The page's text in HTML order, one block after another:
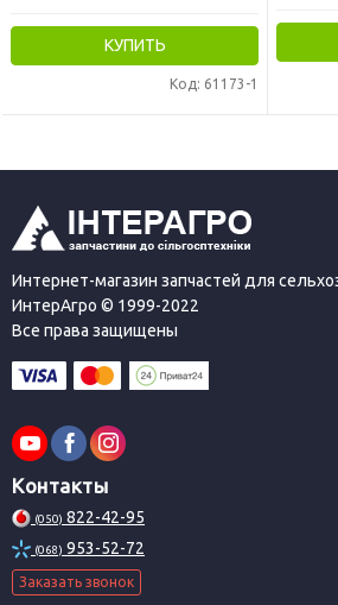
КУПИТЬ
Код: 61173-1
Интернет-магазин запчастей для
ИнтерАгро © 1999-2022
Все права защищены
Контакты
(050) 822-42-95
(068) 953-52-72
Заказать звонок